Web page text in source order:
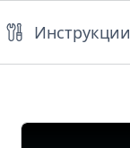
Инструкции